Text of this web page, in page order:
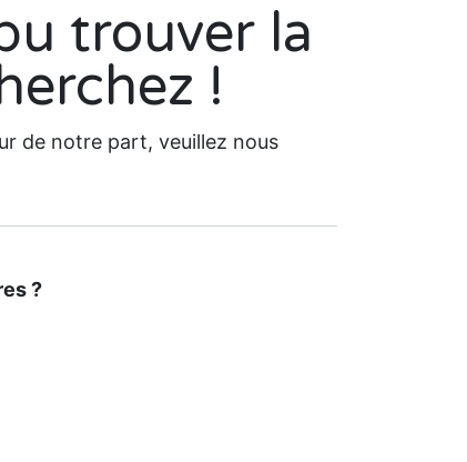
trouver la
!
de notre part, veuillez nous
?